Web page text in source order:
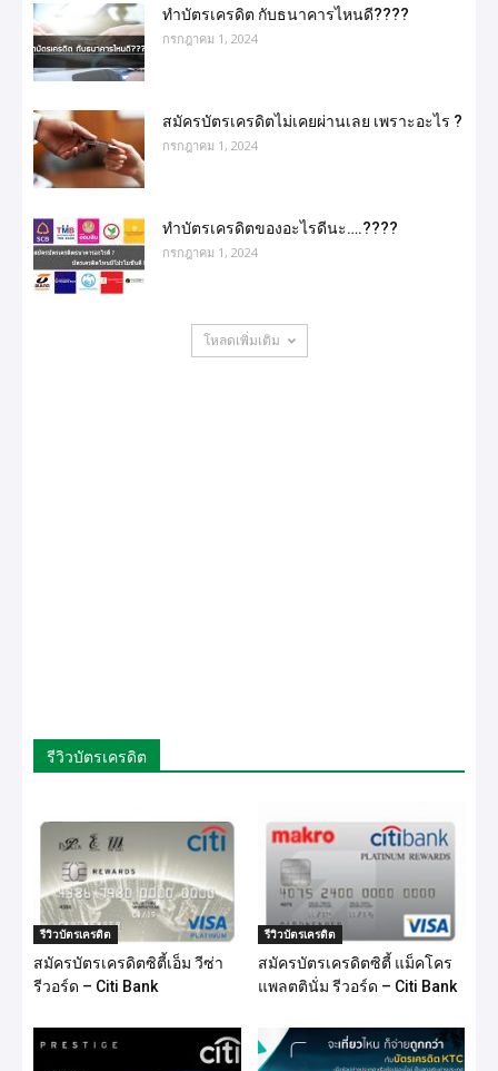
ทำบัตรเครดิต กับธนาคารไหนดี????
กรกฎาคม 1, 2024
สมัครบัตรเครดิตไม่เคยผ่านเลย เพราะอะไร ?
กรกฎาคม 1, 2024
ทําบัตรเครดิตของอะไรดีนะ….????
กรกฎาคม 1, 2024
โหลดเพิ่มเติม
รีวิวบัตรเครดิต
รีวิวบัตรเครดิต
สมัครบัตรเครดิตซิตี้เอ็ม วีซ่า
รีวอร์ด – Citi Bank
รีวิวบัตรเครดิต
สมัครบัตรเครดิตซิตี้ แม็คโคร
แพลตตินั่ม รีวอร์ด – Citi Bank